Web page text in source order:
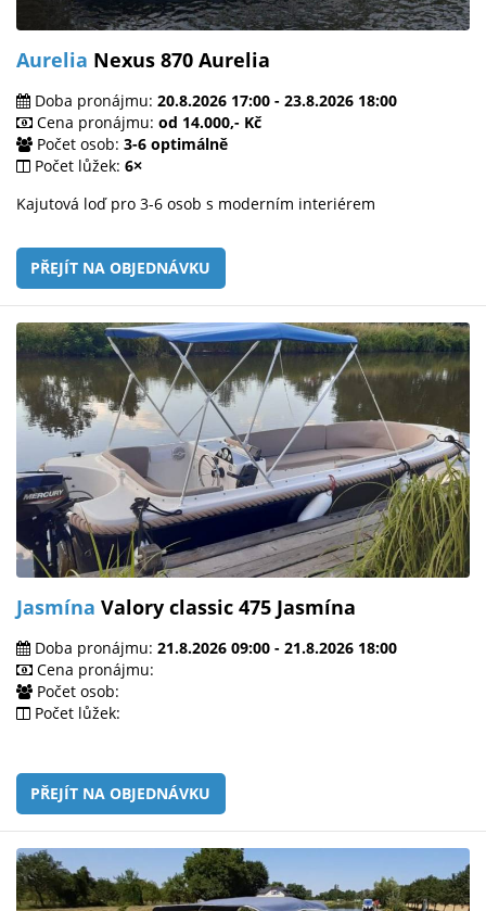
Aurelia Nexus 870 Aurelia
Doba pronájmu: 20.8.2026 17:00 - 23.8.2026 18:00
Cena pronájmu: od 14.000,- Kč
Počet osob: 3-6 optimálně
Počet lůžek: 6×
Kajutová loď pro 3-6 osob s moderním interiérem
PŘEJÍT NA OBJEDNÁVKU
Jasmína Valory classic 475 Jasmína
Doba pronájmu: 21.8.2026 09:00 - 21.8.2026 18:00
Cena pronájmu:
Počet osob:
Počet lůžek:
PŘEJÍT NA OBJEDNÁVKU